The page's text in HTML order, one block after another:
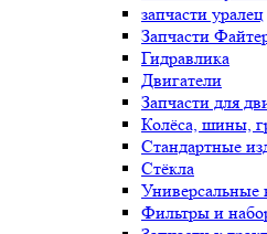
запчасти уралец
Запчасти
Гидравлика
Двигатели
Запчасти для
Колёса, шины,
Стандартные
Стёкла
Фильтры и